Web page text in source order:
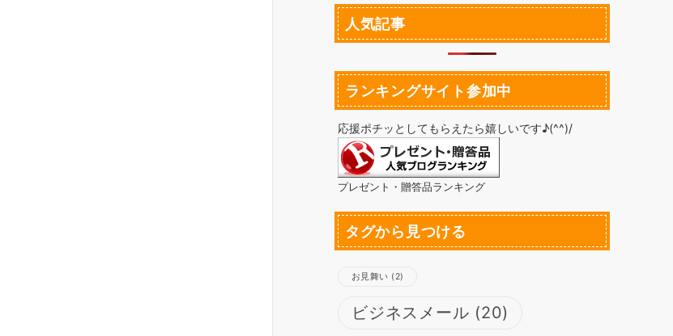
人気記事
ランキングサイト参加中
応援ポチッとしてもらえたら嬉しいです♪(^^)/
プレゼント・贈答品ランキング
タグから見つける
お見舞い (2)
ビジネスメール (20)